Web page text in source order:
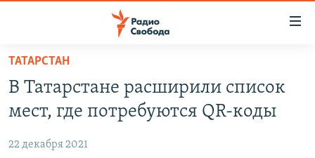
упрощенного
доступа
основному
ПОДКАСТЫ
АВТОРСКИЕ ПРОЕКТЫ
ЦИТАТЫ СВОБОДЫ
ТАТАРСТАН
В Татарстане расширили список
мест, где потребуются QR-коды
22 декабря 2021